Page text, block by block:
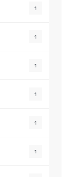
1
1
1
1
1
1